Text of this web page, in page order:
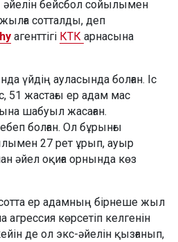
әйелін бейсбол сойылымен
сотталды, деп
агенттігі КТК арнасына
үйдің ауласында болған. Іс
51 жастағы ер адам мас
шабуыл жасаған.
болған. Ол бұрынғы
27 рет ұрып, ауыр
әйел оқиға орнында көз
ер адамның бірнеше жыл
көрсетіп келгенін
де ол экс-әйелін қызғанып,